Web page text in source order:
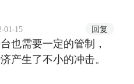
01-15 回复
也需要一定的管制，
产生了不小的冲击。